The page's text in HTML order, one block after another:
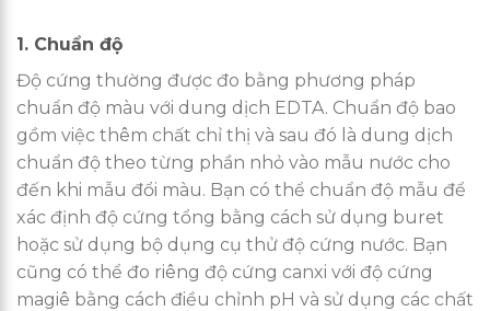
1. Chuẩn độ
Độ cứng thường được đo bằng phương pháp
chuẩn độ màu với dung dịch EDTA. Chuẩn độ bao
gồm việc thêm chất chỉ thị và sau đó là dung dịch
chuẩn độ theo từng phần nhỏ vào mẫu nước cho
đến khi mẫu đổi màu. Bạn có thể chuẩn độ mẫu để
xác định độ cứng tổng bằng cách sử dụng buret
hoặc sử dụng bộ dụng cụ thử độ cứng nước. Bạn
cũng có thể đo riêng độ cứng canxi với độ cứng
magiê bằng cách điều chỉnh pH và sử dụng các chất